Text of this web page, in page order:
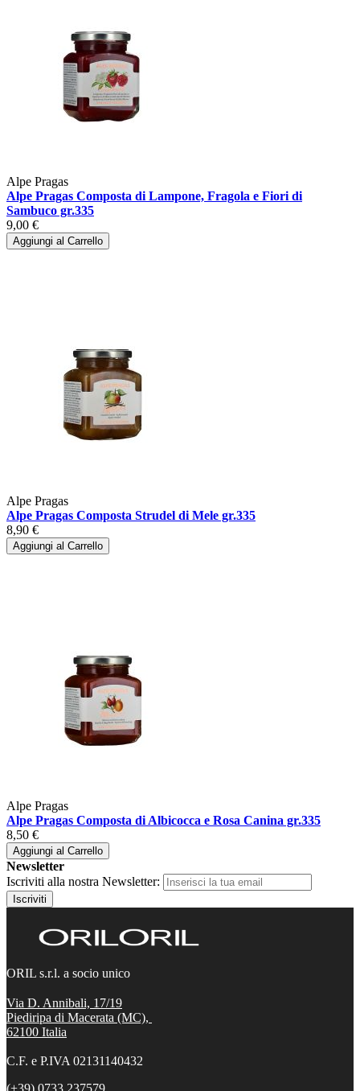
Alpe Pragas
Alpe Pragas Composta di Lampone, Fragola e Fiori di
Sambuco gr.335
9,00 €
Aggiungi al Carrello
Alpe Pragas
Alpe Pragas Composta Strudel di Mele gr.335
8,90 €
Aggiungi al Carrello
Alpe Pragas
Alpe Pragas Composta di Albicocca e Rosa Canina gr.335
8,50 €
Aggiungi al Carrello
Newsletter
Iscriviti alla nostra Newsletter:
Iscriviti
ORIL s.r.l. a socio unico
Via D. Annibali, 17/19
Piediripa di Macerata (MC),
62100 Italia
C.F. e P.IVA 02131140432